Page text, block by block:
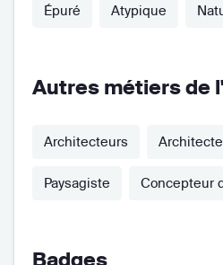
Épuré Atypique
Autres métiers de
Architecteurs
Paysagiste Concepteur
Badges